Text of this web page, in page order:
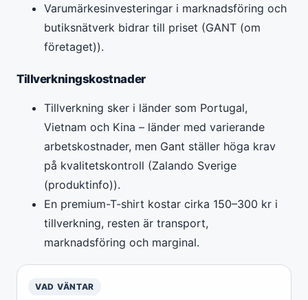
Varumärkesinvesteringar i marknadsföring och
butiksnätverk bidrar till priset (GANT (om
företaget)).
Tillverkningskostnader
Tillverkning sker i länder som Portugal,
Vietnam och Kina – länder med varierande
arbetskostnader, men Gant ställer höga krav
på kvalitetskontroll (Zalando Sverige
(produktinfo)).
En premium-T-shirt kostar cirka 150–300 kr i
tillverkning, resten är transport,
marknadsföring och marginal.
VAD VÄNTAR